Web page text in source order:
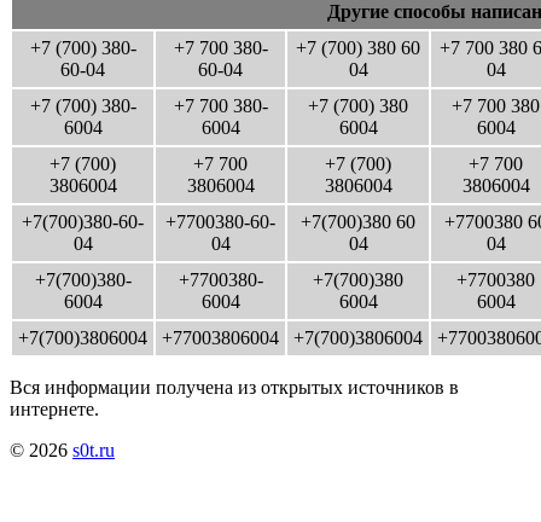
Другие способы
+7 (700) 380-
60-04
+7 700 380-
60-04
+7 (700) 380 60
04
+7 700 380
04
+7 (700) 380-
6004
+7 700 380-
6004
+7 (700) 380
6004
+7 700 380
6004
+7 (700)
3806004
+7 700
3806004
+7 (700)
3806004
+7 700
3806004
+7(700)380-60-
04
+7700380-60-
04
+7(700)380 60
04
+7700380
04
+7(700)380-
6004
+7700380-
6004
+7(700)380
6004
+7700380
6004
+7(700)3806004
+77003806004 +7(700)3806004
Вся информации получена из открытых источников в
интернете.
© 2026 s0t.ru